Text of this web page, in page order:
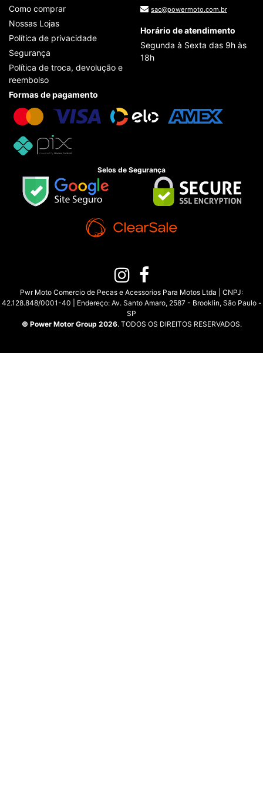
Como comprar
Nossas Lojas
Política de privacidade
Segurança
Política de troca, devolução e
reembolso
sac@powermoto.com.br
Horário de atendimento
Segunda à Sexta das 9h às
18h
Formas de pagamento
Selos de Segurança
Pwr Moto Comercio de Pecas e Acessorios Para Motos Ltda | CNPJ:
42.128.848/0001-40 | Endereço: Av. Santo Amaro, 2587 - Brooklin, São Paulo -
SP
© Power Motor Group 2026. TODOS OS DIREITOS RESERVADOS.